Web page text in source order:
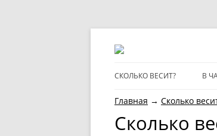
CКОЛЬКО ВЕСИТ? В
Главная → Сколько
Cколько